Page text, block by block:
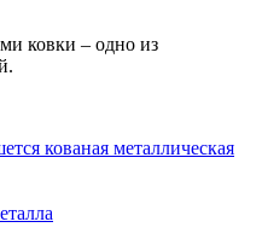
ковки – одно из
кованая металлическая